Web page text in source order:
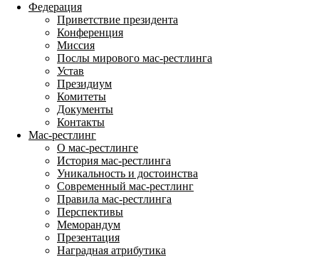
Федерация
Приветствие президента
Конференция
Миссия
Послы мирового мас-рестлинга
Устав
Президиум
Комитеты
Документы
Контакты
Мас-рестлинг
О мас-рестлинге
История мас-рестлинга
Уникальность и достоинства
Современный мас-рестлинг
Правила мас-рестлинга
Перспективы
Меморандум
Презентация
Наградная атрибутика